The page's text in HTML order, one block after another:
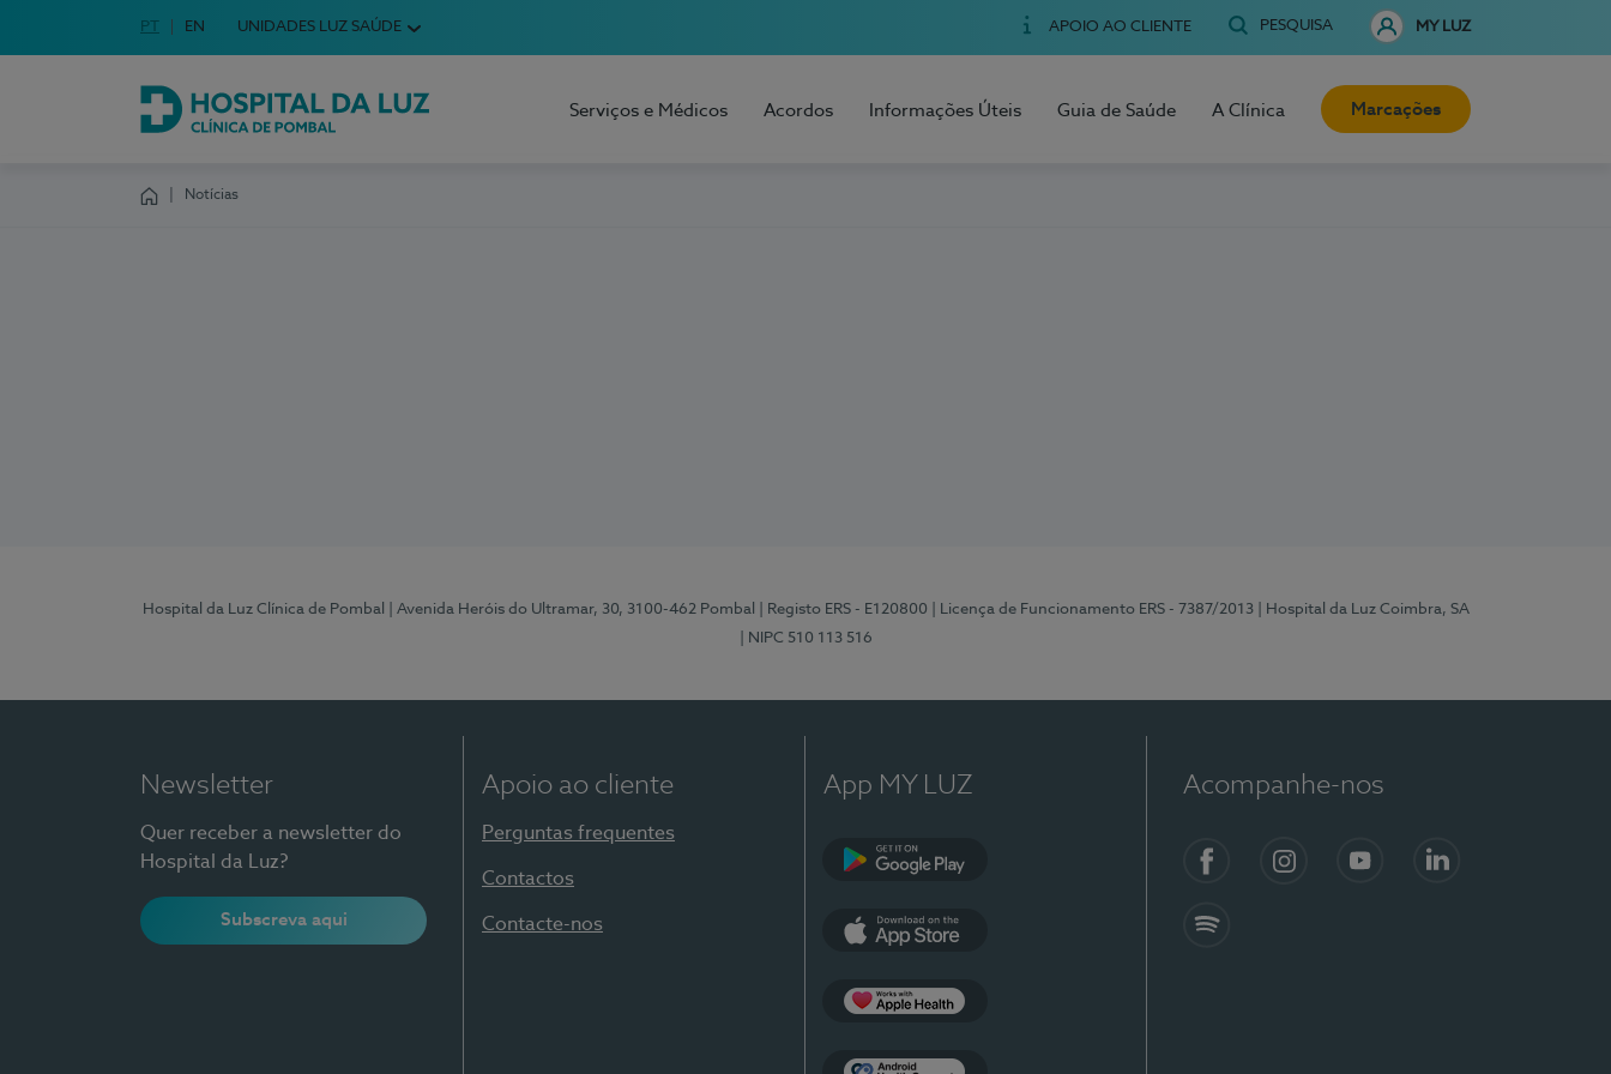
Escolha o seu idioma
Idioma em Português
PT English Language
EN UNIDADES LUZ SAÚDE APOIO AO CLIENTE PESQUISA MY LUZ
Hospital da Luz Clínica de Pombal
Serviços e Médicos Acordos Informações Úteis Guia de Saúde A Clínica Marcações
Notícias
Hospital da Luz Clínica de Pombal | Avenida Heróis do Ultramar, 30, 3100-462 Pombal | Registo ERS - E120800 | Licença de Funcionamento ERS - 7387/2013
| Hospital da Luz Coimbra, SA
| NIPC 510 113 516
Newsletter
Quer receber a newsletter do
Hospital da Luz?
Subscreva aqui
Apoio ao cliente
Perguntas frequentes
Contactos
Contacte-nos
App MY LUZ Acompanhe-nos